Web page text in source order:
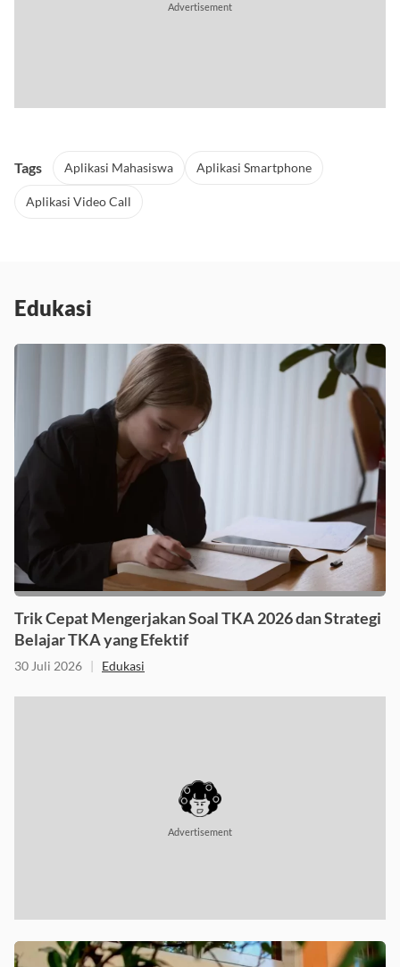
Advertisement
Tags Aplikasi Mahasiswa Aplikasi Smartphone
Aplikasi Video Call
Edukasi
Trik Cepat Mengerjakan Soal TKA 2026 dan Strategi
Belajar TKA yang Efektif
30 Juli 2026 | Edukasi
Advertisement